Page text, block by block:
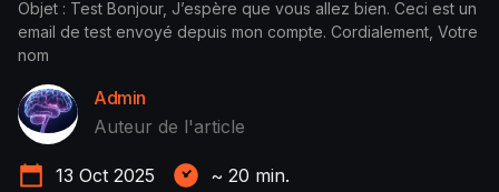
Objet : Test Bonjour, J’espère que vous allez bien. Ceci est un
email de test envoyé depuis mon compte. Cordialement, Votre
nom
Admin
Auteur de l'article
13 Oct 2025 ~ 20 min.